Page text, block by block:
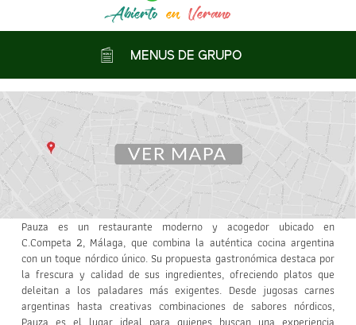
Abierto en Verano
MENUS DE GRUPO
Pauza es un restaurante moderno y acogedor ubicado en
C.Competa 2, Málaga, que combina la auténtica cocina argentina
con un toque nórdico único. Su propuesta gastronómica destaca por
la frescura y calidad de sus ingredientes, ofreciendo platos que
deleitan a los paladares más exigentes. Desde jugosas carnes
argentinas hasta creativas combinaciones de sabores nórdicos,